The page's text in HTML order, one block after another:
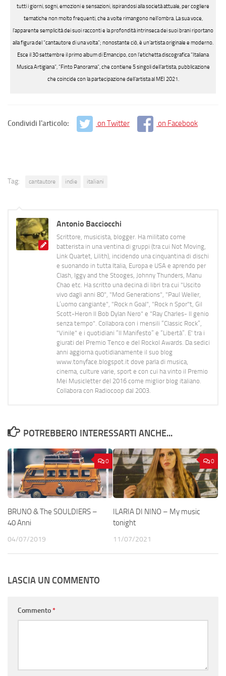
tutti i giorni, sogni, emozioni e sensazioni, ispirandosi alla società attuale, per cogliere
tematiche non molto frequenti, che a volte rimangono nell’ombra. La sua voce,
l’apparente semplicità dei suoi racconti e la profondità intrinseca dei suoi brani riportano
alla figura del “cantautore di una volta”; nonostante ciò, è un’artista originale e moderno.
Esce il 30 settembre il primo album di Emancipo, con l’etichetta discografica “Italiana
Musica Artigiana”, “Finto Panorama”, che contiene 5 singoli dell’artista, pubblicazione
che coincide con la partecipazione dell’artista al MEI 2021.
Condividi l'articolo: on Twitter on Facebook
Tag: cantautore indie italiani
Antonio Bacciocchi
Scrittore, musicista, blogger. Ha militato come
batterista in una ventina di gruppi (tra cui Not Moving,
Link Quartet, Lilith), incidendo una cinquantina di dischi
e suonando in tutta Italia, Europa e USA e aprendo per
Clash, Iggy and the Stooges, Johnny Thunders, Manu
Chao etc. Ha scritto una decina di libri tra cui "Uscito
vivo dagli anni 80", "Mod Generations", "Paul Weller,
L’uomo cangiante", "Rock n Goal", "Rock n Spor"t, Gil
Scott-Heron Il Bob Dylan Nero" e "Ray Charles- Il genio
senza tempo". Collabora con i mensili “Classic Rock”,
"Vinile" e i quotidiani “Il Manifesto” e “Libertà”. E' tra i
giurati del Premio Tenco e del Rockol Awards. Da sedici
anni aggiorna quotidianamente il suo blog
www.tonyface.blogspot.it dove parla di musica,
cinema, culture varie, sport e con cui ha vinto il Premio
Mei Musicletter del 2016 come miglior blog italiano.
Collabora con Radiocoop dal 2003.
POTREBBERO INTERESSARTI ANCHE...
0
BRUNO & The SOULDIERS –
40 Anni
04/07/2019
0
ILARIA DI NINO – My music
tonight
11/07/2021
LASCIA UN COMMENTO
Commento*